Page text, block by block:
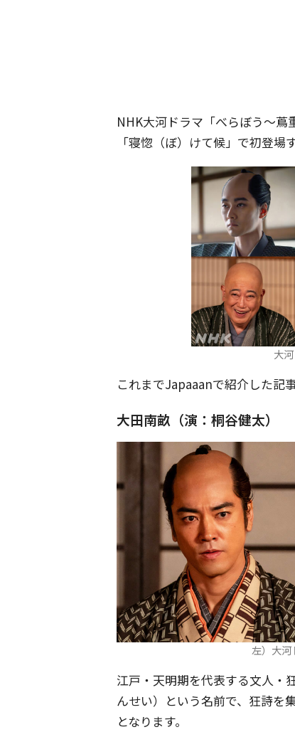
NHK大河ドラマ「べらぼう〜蔦
「寝惚（ぼ）けて候」で初登場
大
これまでJapaaanで紹介した記
大田南畝（演：桐谷健太）
左）大河
江戸・天明期を代表する文人・
んせい）という名前で、狂詩を
となります。